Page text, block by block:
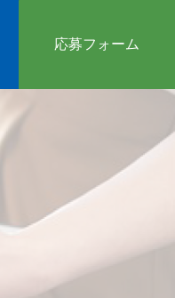
応募フォーム